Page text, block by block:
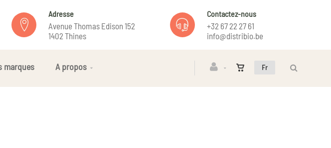
Adresse
Avenue Thomas Edison 152
1402 Thines
Contactez-nous
+32 67 22 27 61
info@distribio.be
Fr
marques A propos